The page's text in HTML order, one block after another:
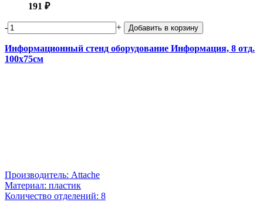
191 ₽
- + Добавить в корзину
Информационный стенд оборудование Информация, 8 отд.
100x75см
Производитель: Attache
Материал: пластик
Количество отделений: 8